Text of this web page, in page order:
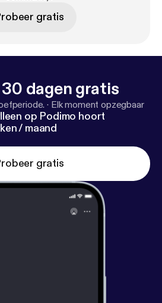
gratis
dagen gratis
· Elk moment opzegbaar
op Podimo hoort
/ maand
gratis